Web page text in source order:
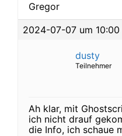
Gregor
2024-07-07 um 10:00
dusty
Teilnehmer
Ah klar, mit
ich nicht drauf
die Info, ich schaue